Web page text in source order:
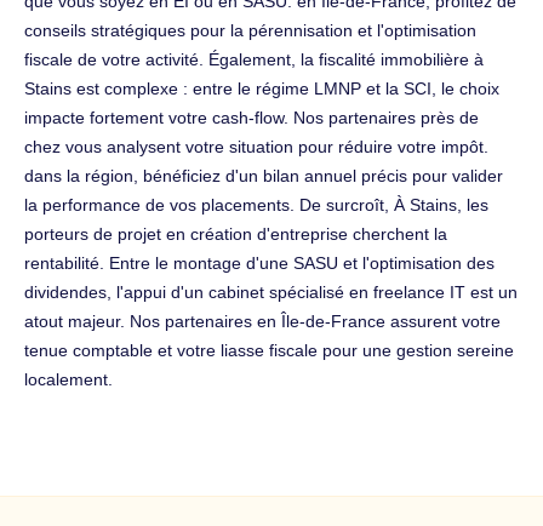
conseils stratégiques pour la pérennisation et l'optimisation
fiscale de votre activité. Également, la fiscalité immobilière à
Stains est complexe : entre le régime LMNP et la SCI, le choix
impacte fortement votre cash-flow. Nos partenaires près de
chez vous analysent votre situation pour réduire votre impôt.
dans la région, bénéficiez d'un bilan annuel précis pour valider
la performance de vos placements. De surcroît, À Stains, les
porteurs de projet en création d'entreprise cherchent la
rentabilité. Entre le montage d'une SASU et l'optimisation des
dividendes, l'appui d'un cabinet spécialisé en freelance IT est un
atout majeur. Nos partenaires en Île-de-France assurent votre
tenue comptable et votre liasse fiscale pour une gestion sereine
localement.